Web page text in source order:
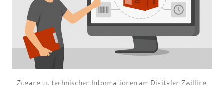
Zugang zu technischen Informationen am Digitalen Zwilling